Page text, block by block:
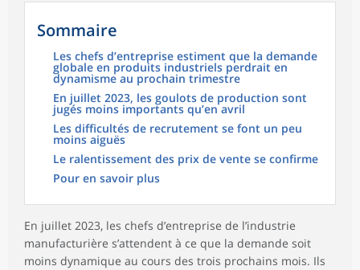
Sommaire
Les chefs d’entreprise estiment que la demande
globale en produits industriels perdrait en
dynamisme au prochain trimestre
En juillet 2023, les goulots de production sont
jugés moins importants qu’en avril
Les difficultés de recrutement se font un peu
moins aiguës
Le ralentissement des prix de vente se confirme
Pour en savoir plus
En juillet 2023, les chefs d’entreprise de l’industrie
manufacturière s’attendent à ce que la demande soit
moins dynamique au cours des trois prochains mois. Ils